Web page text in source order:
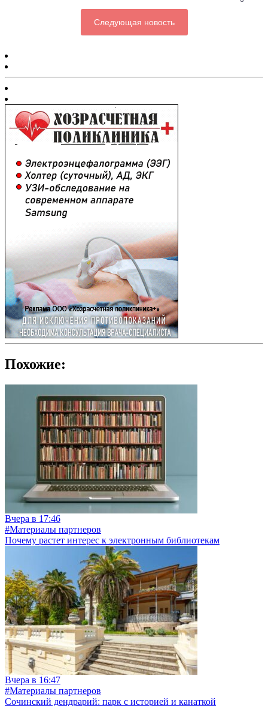
Следующая новость
Похожие:
Вчера в 17:46
#Материалы партнеров
Почему растет интерес к электронным библиотекам
Вчера в 16:47
#Материалы партнеров
Сочинский дендрарий: парк с историей и канаткой